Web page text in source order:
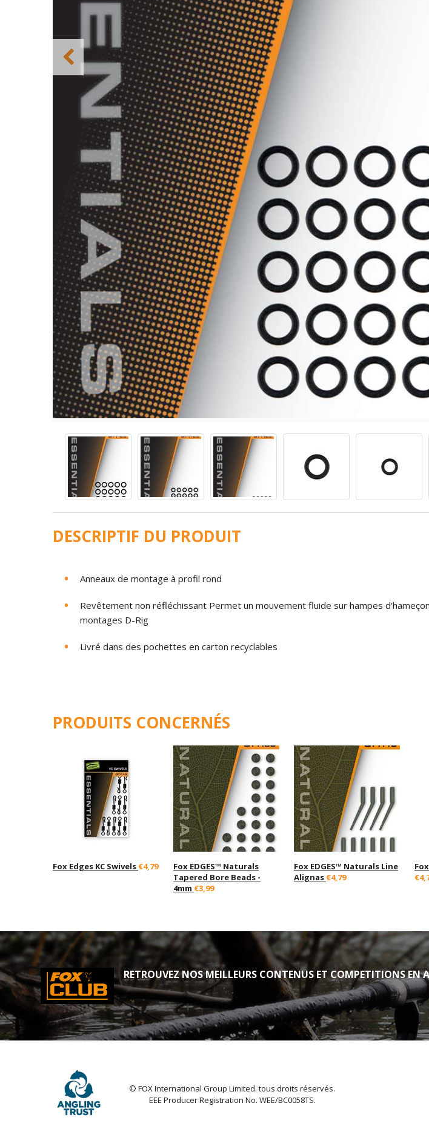
DESCRIPTIF DU PRODUIT
Anneaux de montage à profil rond
Revêtement non réfléchissant Permet un mouvement fluide sur hampes
montages D-Rig
Livré dans des pochettes en carton recyclables
PRODUITS CONCERNÉS
Fox Edges KC Swivels €4,79
Fox EDGES™ Naturals
Tapered Bore Beads -
4mm €3,99
Fox EDGES™ Naturals Line
Alignas €4,79
RETROUVEZ NOS MEILLEURS CONTENUS ET COMPETITIONS EN
© FOX International Group Limited. tous droits réservés.
EEE Producer Registration No. WEE/BC0058TS.